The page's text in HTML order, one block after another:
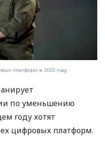
платформ в 2025 году
по уменьшению
году хотят
цифровых платформ.